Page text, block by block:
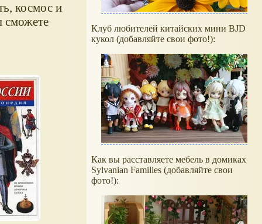
космос и
сможете
Клуб любителей китайских мини BJD
кукол (добавляйте свои фото!):
Как вы расставляете мебель в домиках
Sylvanian Families (добавляйте свои
фото!):